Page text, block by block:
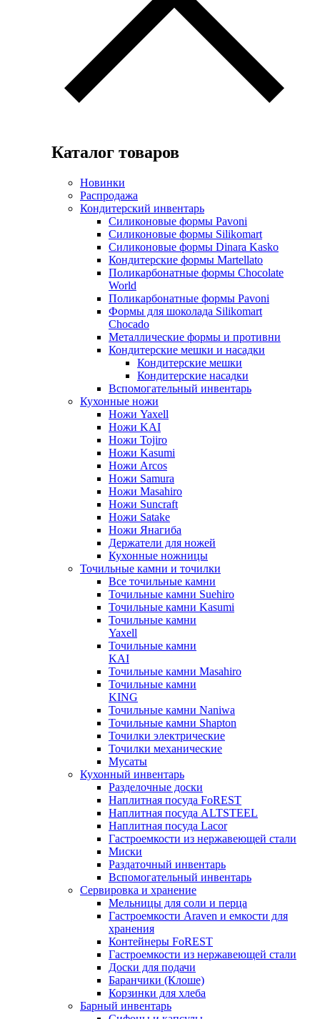
Каталог товаров
Новинки
Распродажа
Кондитерский инвентарь
Силиконовые формы Pavoni
Силиконовые формы Silikomart
Силиконовые формы Dinara Kasko
Кондитерские формы Martellato
Поликарбонатные формы Chocolate
World
Поликарбонатные формы Pavoni
Формы для шоколада Silikomart
Chocado
Металлические формы и противни
Кондитерские мешки и насадки
Кондитерские мешки
Кондитерские насадки
Вспомогательный инвентарь
Кухонные ножи
Ножи Yaxell
Ножи KAI
Ножи Tojiro
Ножи Kasumi
Ножи Arcos
Ножи Samura
Ножи Masahiro
Ножи Suncraft
Ножи Satake
Ножи Янагиба
Держатели для ножей
Кухонные ножницы
Точильные камни и точилки
Все точильные камни
Точильные камни Suehiro
Точильные камни Kasumi
Точильные камни
Yaxell
Точильные камни
KAI
Точильные камни Masahiro
Точильные камни
KING
Точильные камни Naniwa
Точильные камни Shapton
Точилки электрические
Точилки механические
Мусаты
Кухонный инвентарь
Разделочные доски
Наплитная посуда FoREST
Наплитная посуда ALTSTEEL
Наплитная посуда Lacor
Гастроемкости из нержавеющей стали
Миски
Раздаточный инвентарь
Вспомогательный инвентарь
Сервировка и хранение
Мельницы для соли и перца
Гастроемкости Araven и емкости для
хранения
Контейнеры FoREST
Гастроемкости из нержавеющей стали
Доски для подачи
Баранчики (Клоше)
Корзинки для хлеба
Барный инвентарь